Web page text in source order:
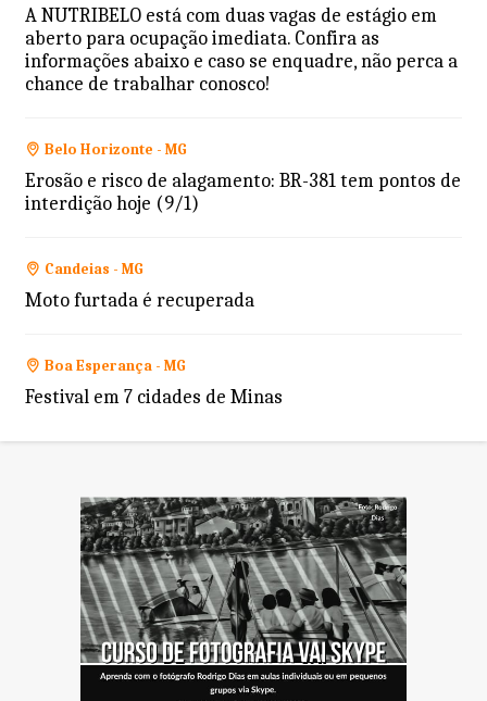
A NUTRIBELO está com duas vagas de estágio em
aberto para ocupação imediata. Confira as
informações abaixo e caso se enquadre, não perca a
chance de trabalhar conosco!
Belo Horizonte - MG
Erosão e risco de alagamento: BR-381 tem pontos de
interdição hoje (9/1)
Candeias - MG
Moto furtada é recuperada
Boa Esperança - MG
Festival em 7 cidades de Minas